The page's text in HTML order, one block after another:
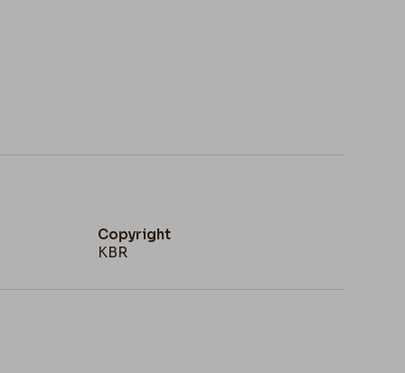
Copyright
KBR